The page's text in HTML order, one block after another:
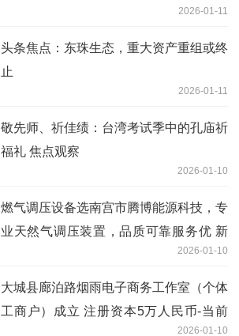
2026-01-11
头条焦点：东珠生态，重大资产重组或终
止
2026-01-11
敬先师、祈佳绩：台湾考试季中的孔庙祈
福礼 焦点观察
2026-01-10
燃气调压设备选南宫市腾博能源科技，专
业天然气调压装置，品质可靠服务优 新
2026-01-10
大城县廊泊路烟雨电子商务工作室（个体
工商户）成立 注册资本5万人民币-当前
2026-01-10